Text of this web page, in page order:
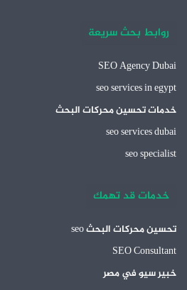
روابط بحث سريعة
SEO Agency Dubai
seo services in egypt
خدمات تحسين محركات البحث
seo services dubai
seo specialist
خدمات قد تهمك
تحسين محركات البحث seo
SEO Consultant
خبير سيو في مصر